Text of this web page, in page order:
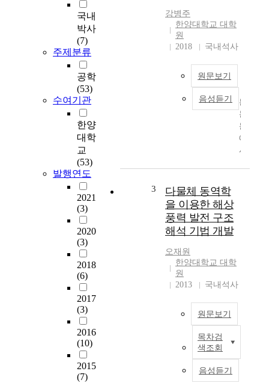
국내
박사
(7)
주제분류
공학
(53)
수여기관
한양
대학
교
(53)
발행연도
2021
(3)
2020
(3)
2018
(6)
2017
(3)
2016
(10)
2015
(7)
강병주
한양대학교 대학
원
2018
국내석사
원문보기
음성듣기
본
논
문
에
서
3
다물체 동역학
을 이용한 해상
풍력 발전 구조
해석 기법 개발
오재원
한양대학교 대학
원
2013
국내석사
원문보기
목차검
색조회
음성듣기